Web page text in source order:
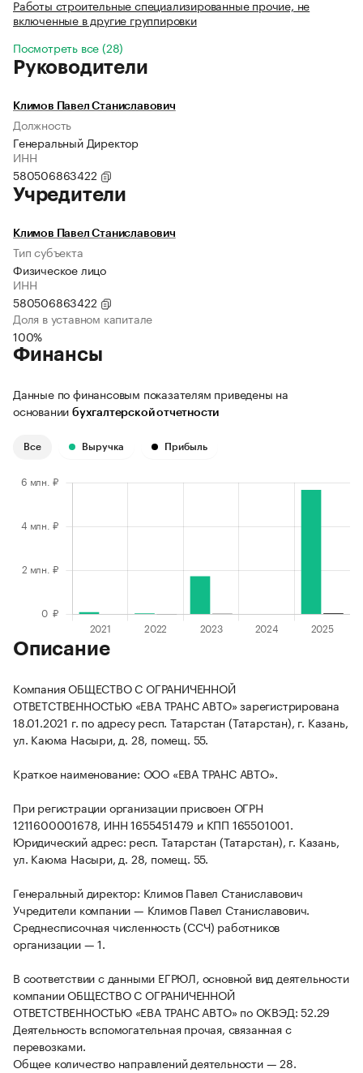
Работы строительные специализированные прочие, не
включенные в другие группировки
Посмотреть все (28)
Руководители
Климов Павел Станиславович
Должность
Генеральный Директор
ИНН
580506863422
Учредители
Климов Павел Станиславович
Тип субъекта
Физическое лицо
ИНН
580506863422
Доля в уставном капитале
100%
Финансы
Данные по финансовым показателям приведены на
основании бухгалтерской отчетности
Все Выручка Прибыль
Описание
Компания ОБЩЕСТВО С ОГРАНИЧЕННОЙ
ОТВЕТСТВЕННОСТЬЮ «ЕВА ТРАНС АВТО» зарегистрирована
18.01.2021 г. по адресу респ. Татарстан (Татарстан), г. Казань,
ул. Каюма Насыри, д. 28, помещ. 55.
Краткое наименование: ООО «ЕВА ТРАНС АВТО».
При регистрации организации присвоен ОГРН
1211600001678, ИНН 1655451479 и КПП 165501001.
Юридический адрес: респ. Татарстан (Татарстан), г. Казань,
ул. Каюма Насыри, д. 28, помещ. 55.
Генеральный директор: Климов Павел Станиславович
Учредители компании — Климов Павел Станиславович.
Среднесписочная численность (ССЧ) работников
организации — 1.
В соответствии с данными ЕГРЮЛ, основной вид деятельности
компании ОБЩЕСТВО С ОГРАНИЧЕННОЙ
ОТВЕТСТВЕННОСТЬЮ «ЕВА ТРАНС АВТО» по ОКВЭД: 52.29
Деятельность вспомогательная прочая, связанная с
перевозками.
Общее количество направлений деятельности — 28.